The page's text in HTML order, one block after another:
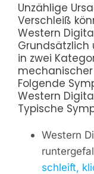
Unzählige
Verschleiß
Western
in zwei
Folgende
Western
Typische
Western
schleift,